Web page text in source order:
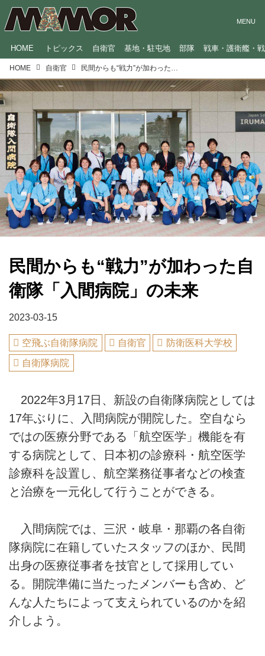
HOME トピックス 自衛官 基地・駐屯地 部隊 戦車・護衛艦・
HOME 自衛官
民間からも“戦力”が加わった自
衛隊「入間病院」の未来
2023-03-15
空飛ぶ自衛隊病院 自衛官
防衛医科大学校
自衛隊病院
2022年3月17日、新設の自衛隊病院としては
17年ぶりに、入間病院が開院した。空自なら
ではの医療分野である「航空医学」機能を有
する病院として、日本初の診療科・航空医学
診療科を設置し、航空業務従事者などの検査
と治療を一元化して行うことができる。
入間病院では、三沢・岐阜・那覇の各自衛
隊病院に在籍していたスタッフのほか、民間
出身の医療従事者を技官として採用してい
る。開院準備に当たったメンバーも含め、ど
んな人たちによって支えられているのかを紹
介しよう。